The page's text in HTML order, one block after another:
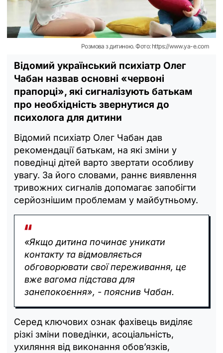
Розмова з дитиною. Фото: https://www.ya-e.com
Відомий український психіатр Олег
Чабан назвав основні «червоні
прапорці», які сигналізують батькам
про необхідність звернутися до
психолога для дитини
Відомий психіатр Олег Чабан дав
рекомендації батькам, на які зміни у
поведінці дітей варто звертати особливу
увагу. За його словами, раннє виявлення
тривожних сигналів допомагає запобігти
серйознішим проблемам у майбутньому.
«Якщо дитина починає уникати
контакту та відмовляється
обговорювати свої переживання, це
вже вагома підстава для
занепокоєння», - пояснив Чабан.
Серед ключових ознак фахівець виділяє
різкі зміни поведінки, асоціальність,
ухиляння від виконання обов’язків,